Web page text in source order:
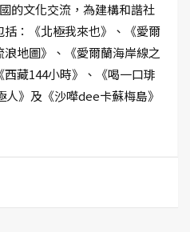
的文化交流，為建構和諧社
：《北極我來也》、《愛爾
地圖》、《愛爾蘭海岸線之
藏144小時》、《喝一口琲
》及《沙嘩dee卡蘇梅島》